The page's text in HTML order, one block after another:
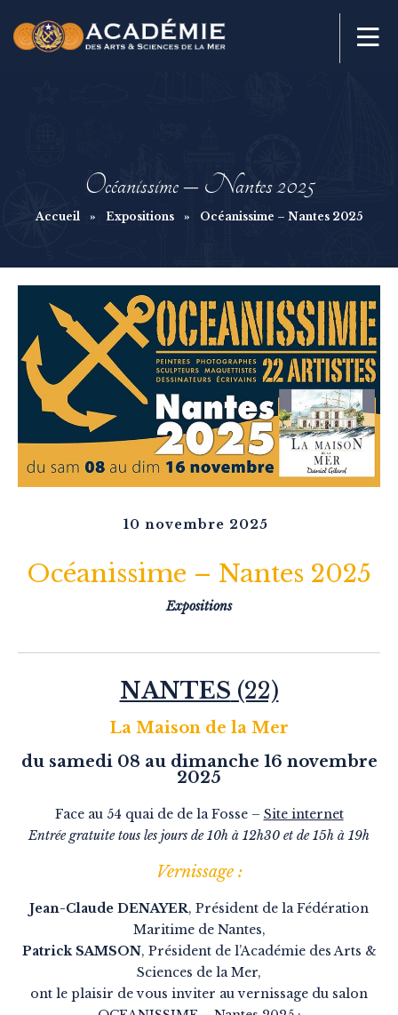
Océanissime – Nantes 2025
Accueil » Expositions » Océanissime – Nantes 2025
10 novembre 2025
Océanissime – Nantes 2025
Expositions
NANTES (22)
La Maison de la Mer
du samedi 08 au dimanche 16 novembre
2025
Face au 54 quai de de la Fosse – Site internet
Entrée gratuite tous les jours de 10h à 12h30 et de 15h à 19h
Vernissage :
Jean-Claude DENAYER, Président de la Fédération
Maritime de Nantes,
Patrick SAMSON, Président de l’Académie des Arts &
Sciences de la Mer,
ont le plaisir de vous inviter au vernissage du salon